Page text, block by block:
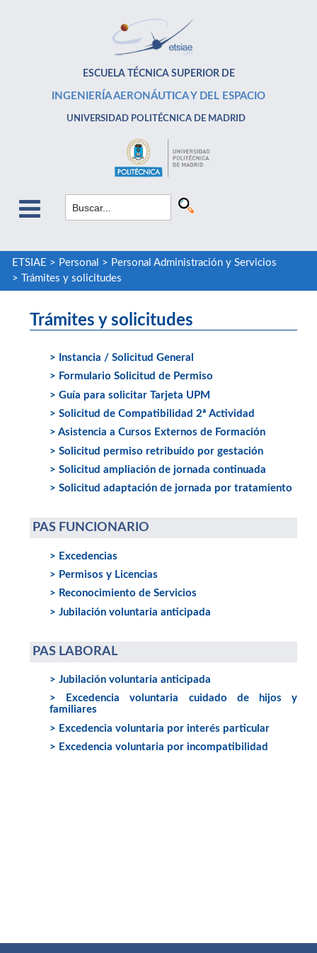
ESCUELA TÉCNICA SUPERIOR DE
INGENIERÍA AERONÁUTICA Y DEL ESPACIO
UNIVERSIDAD POLITÉCNICA DE MADRID
ETSIAE > Personal > Personal Administración y Servicios
>
Trámites y solicitudes
Trámites y solicitudes
> Instancia / Solicitud General
> Formulario Solicitud de Permiso
> Guía para solicitar Tarjeta UPM
> Solicitud de Compatibilidad 2ª Actividad
> Asistencia a Cursos Externos de Formación
> Solicitud permiso retribuido por gestación
> Solicitud ampliación de jornada continuada
> Solicitud adaptación de jornada por tratamiento
PAS FUNCIONARIO
> Excedencias
> Permisos y Licencias
> Reconocimiento de Servicios
> Jubilación voluntaria anticipada
PAS LABORAL
> Jubilación voluntaria anticipada
> Excedencia voluntaria cuidado de hijos y
familiares
> Excedencia voluntaria por interés particular
> Excedencia voluntaria por incompatibilidad